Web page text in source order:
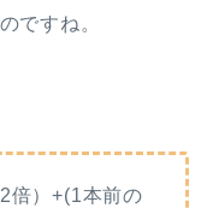
ですね。
倍）+(1本前の